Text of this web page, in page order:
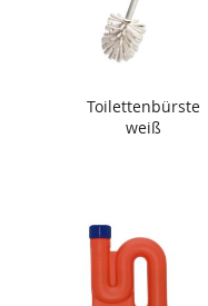
Toilettenbürste
weiß